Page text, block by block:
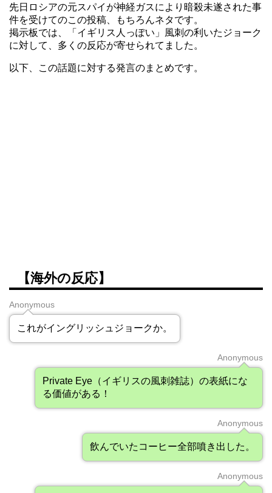
先日ロシアの元スパイが神経ガスにより暗殺未遂された事
件を受けてのこの投稿、もちろんネタです。
掲示板では、「イギリス人っぽい」風刺の利いたジョーク
に対して、多くの反応が寄せられてました。
以下、この話題に対する発言のまとめです。
【海外の反応】
Anonymous
これがイングリッシュジョークか。
Anonymous
Private Eye（イギリスの風刺雑誌）の表紙にな
る価値がある！
Anonymous
飲んでいたコーヒー全部噴き出した。
Anonymous